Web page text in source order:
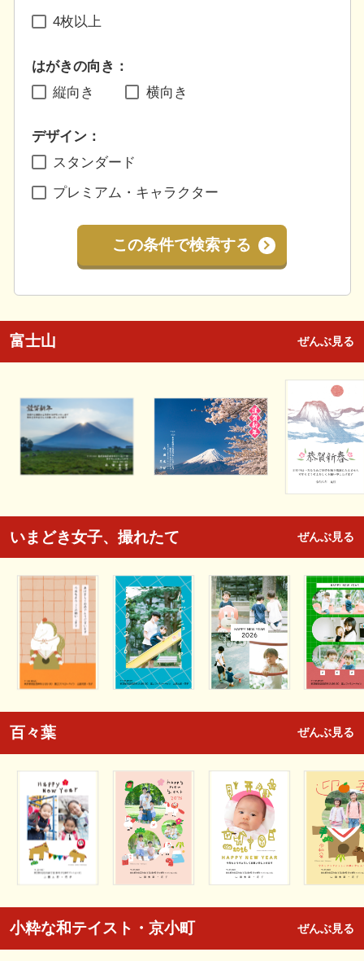
4枚以上
はがきの向き：
縦向き
横向き
デザイン：
スタンダード
プレミアム・キャラクター
この条件で検索する
富士山 ぜんぶ見る
いまどき女子、撮れたて ぜんぶ見る
百々葉 ぜんぶ見る
小粋な和テイスト・京小町 ぜんぶ見る